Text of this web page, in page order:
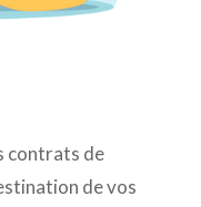
contrats de
de vos